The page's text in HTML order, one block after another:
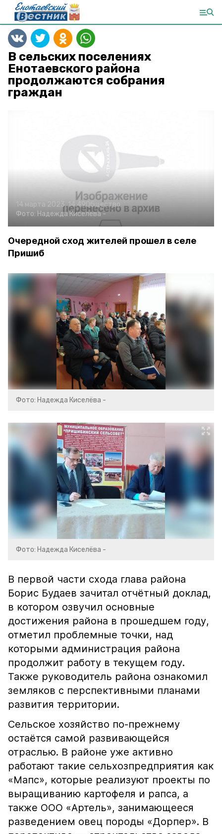
В сельских поселениях
Енотаевского района
продолжаются собрания
граждан
14 марта 2023, 14:49Общество
Фото: Надежда Киселева-
Очередной сход жителей прошел в селе
Пришиб
Фото: Надежда Киселёва -
Фото: Надежда Киселёва -
В первой части схода глава района
Борис Будаев зачитал отчётный доклад,
в котором озвучил основные
достижения района в прошедшем году,
отметил проблемные точки, над
которыми администрация района
продолжит работу в текущем году.
Также руководитель района ознакомил
земляков с перспективными планами
развития территории.
Сельское хозяйство по-прежнему
остаётся самой развивающейся
отраслью. В районе уже активно
работают такие сельхозпредприятия как
«Мапс», которые реализуют проекты по
выращиванию картофеля и рапса, а
также ООО «Артель», занимающееся
разведением овец породы «Дорпер». В